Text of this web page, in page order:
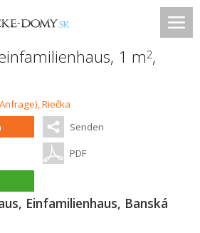
1 m2,
Senden
PDF
Einfamilienhaus, Banská